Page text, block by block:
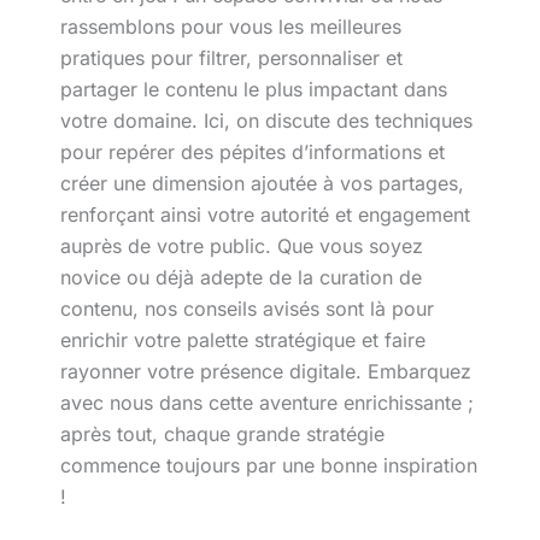
rassemblons pour vous les meilleures
pratiques pour filtrer, personnaliser et
partager le contenu le plus impactant dans
votre domaine. Ici, on discute des techniques
pour repérer des pépites d’informations et
créer une dimension ajoutée à vos partages,
renforçant ainsi votre autorité et engagement
auprès de votre public. Que vous soyez
novice ou déjà adepte de la curation de
contenu, nos conseils avisés sont là pour
enrichir votre palette stratégique et faire
rayonner votre présence digitale. Embarquez
avec nous dans cette aventure enrichissante ;
après tout, chaque grande stratégie
commence toujours par une bonne inspiration
!